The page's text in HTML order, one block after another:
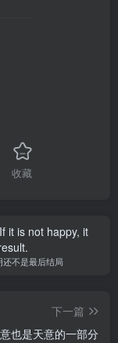
收藏
it is not happy, it
还不是最后结局
下一篇
也是天意的一部分